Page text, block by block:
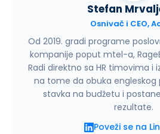
Stefan
Osnivač i CEO,
Od 2019. gradi programe
kompanije poput mtel-a,
Radi direktno sa HR timovima i
na tome da obuka engleskog
stavka na budžetu i
rezultate.
Poveži se na